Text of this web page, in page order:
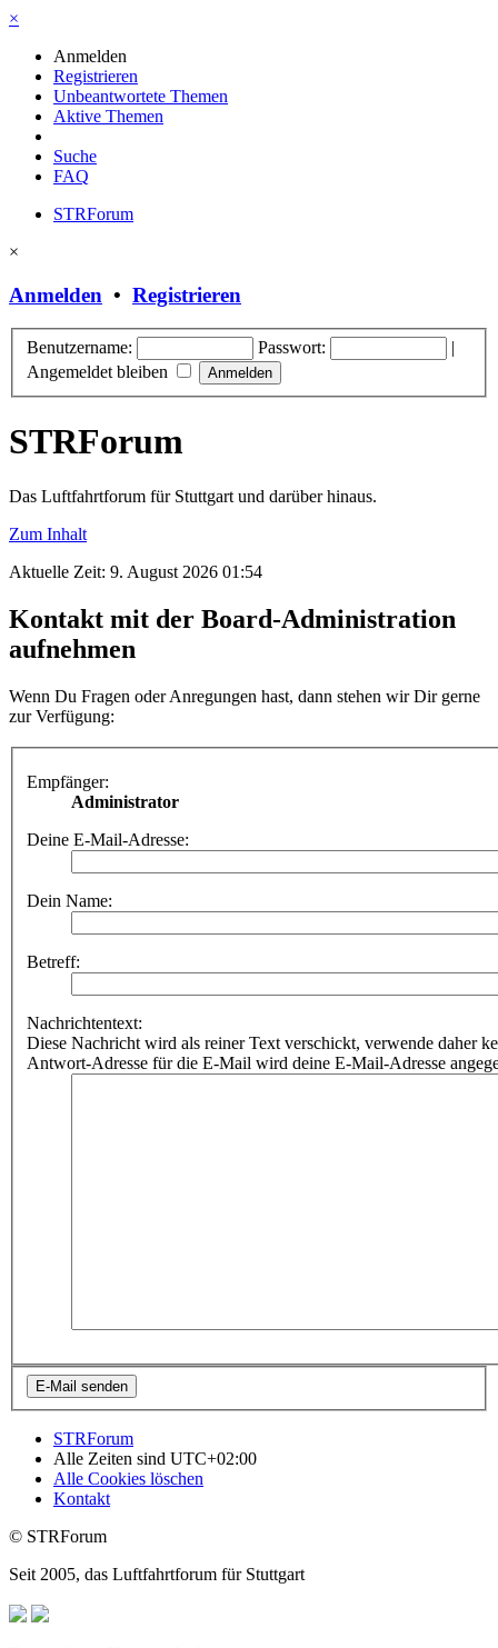
×
Anmelden
Registrieren
Unbeantwortete Themen
Aktive Themen
Suche
FAQ
STRForum
×
Anmelden • Registrieren
Benutzername: Passwort:
|
Angemeldet bleiben
STRForum
Das Luftfahrtforum für Stuttgart und darüber hinaus.
Zum Inhalt
Aktuelle Zeit: 9. August 2026 01:54
Kontakt mit der Board-Administration
aufnehmen
Wenn Du Fragen oder Anregungen hast, dann stehen wir Dir gerne
zur Verfügung:
Empfänger:
Administrator
Deine E-Mail-Adresse:
Dein Name:
Betreff:
Nachrichtentext:
Diese Nachricht wird als reiner Text verschickt, verwende daher
Antwort-Adresse für die E-Mail wird deine E-Mail-Adresse
STRForum
Alle Zeiten sind UTC+02:00
Alle Cookies löschen
Kontakt
© STRForum
Seit 2005, das Luftfahrtforum für Stuttgart